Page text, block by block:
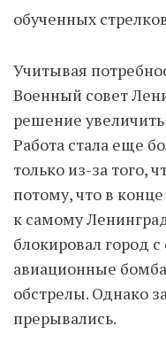
обученных
Учитывая
Военный совет
решение увеличить
Работа стала еще
только из-за того,
потому, что в
к самому
блокировал город
авиационные
обстрелы. Однако
прерывались.